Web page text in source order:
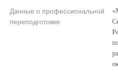
Данные о профессиональной
переподготовке